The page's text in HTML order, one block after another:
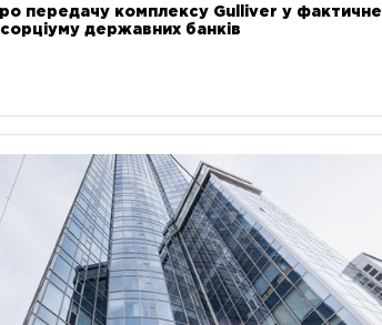
передачу комплексу Gulliver у фактичне
державних банків